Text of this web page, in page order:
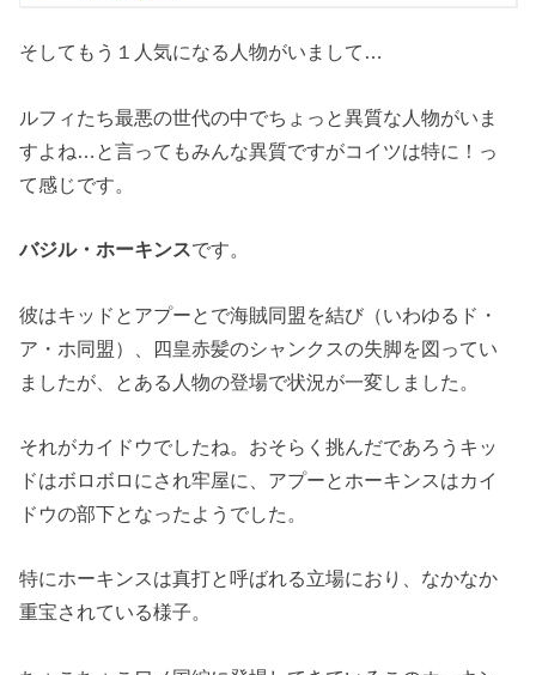
そしてもう１人気になる人物がいまして…
ルフィたち最悪の世代の中でちょっと異質な人物がいま
すよね…と言ってもみんな異質ですがコイツは特に！っ
て感じです。
バジル・ホーキンスです。
彼はキッドとアプーとで海賊同盟を結び（いわゆるド・
ア・ホ同盟）、四皇赤髪のシャンクスの失脚を図ってい
ましたが、とある人物の登場で状況が一変しました。
それがカイドウでしたね。おそらく挑んだであろうキッ
ドはボロボロにされ牢屋に、アプーとホーキンスはカイ
ドウの部下となったようでした。
特にホーキンスは真打と呼ばれる立場におり、なかなか
重宝されている様子。